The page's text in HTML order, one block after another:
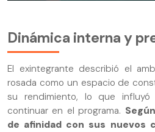
Dinámica interna y
El exintegrante describió el
rosada como un espacio de
su rendimiento, lo que
continuar en el programa.
de afinidad con sus nuevos